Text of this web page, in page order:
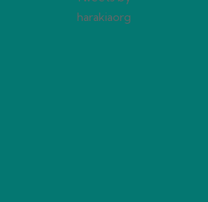
harakiaorg